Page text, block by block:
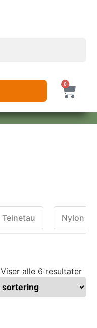
0
Teinetau Nylon
Viser alle 6 resultater